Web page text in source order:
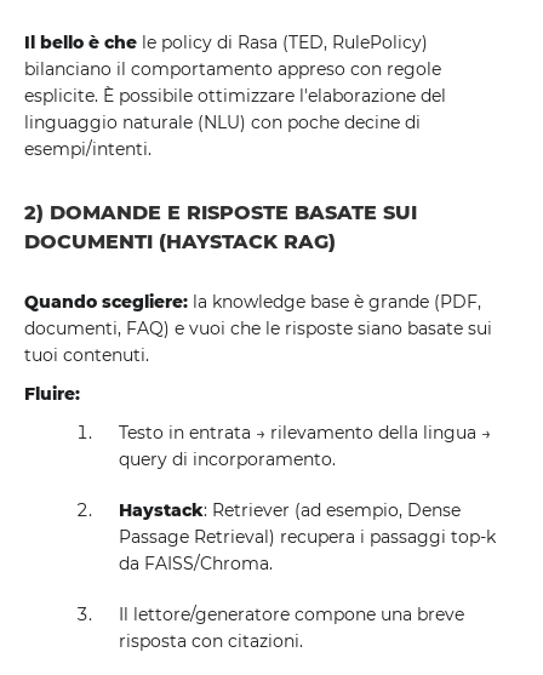
Il bello è che le policy di Rasa (TED, RulePolicy)
bilanciano il comportamento appreso con regole
esplicite. È possibile ottimizzare l'elaborazione del
linguaggio naturale (NLU) con poche decine di
esempi/intenti.
2) DOMANDE E RISPOSTE BASATE SUI
DOCUMENTI (HAYSTACK RAG)
Quando scegliere: la knowledge base è grande (PDF,
documenti, FAQ) e vuoi che le risposte siano basate sui
tuoi contenuti.
Fluire:
Testo in entrata → rilevamento della lingua →
query di incorporamento.
Haystack: Retriever (ad esempio, Dense
Passage Retrieval) recupera i passaggi top-k
da FAISS/Chroma.
Il lettore/generatore compone una breve
risposta con citazioni.